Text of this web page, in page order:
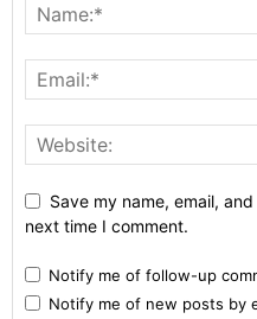
Save my name, email,
next time I comment.
Notify me of follow-up
Notify me of new posts by